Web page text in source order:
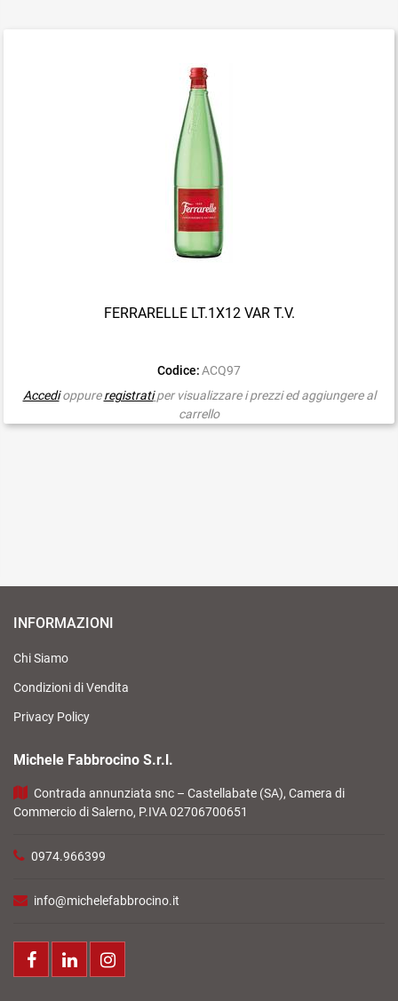
FERRARELLE LT.1X12 VAR T.V.
Codice: ACQ97
Accedioppureregistrati per visualizzare i prezzi ed aggiungere al
carrello
INFORMAZIONI
Chi Siamo
Condizioni di Vendita
Privacy Policy
Michele Fabbrocino S.r.l.
Contrada annunziata snc – Castellabate (SA), Camera di
Commercio di Salerno, P.IVA 02706700651
0974.966399
info@michelefabbrocino.it
FacebookLinkedIn